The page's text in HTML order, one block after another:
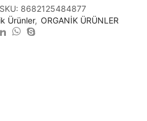
SKU: 8682125484877
Ürünler, ORGANİK ÜRÜNLER